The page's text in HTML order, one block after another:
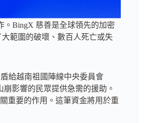
。BingX 慈善是全球領先的加密
範圍的破壞、數百人死亡或失
給越南祖國陣線中央委員會
崩影響的民眾提供急需的援助。
重要的作用。這筆資金將用於重